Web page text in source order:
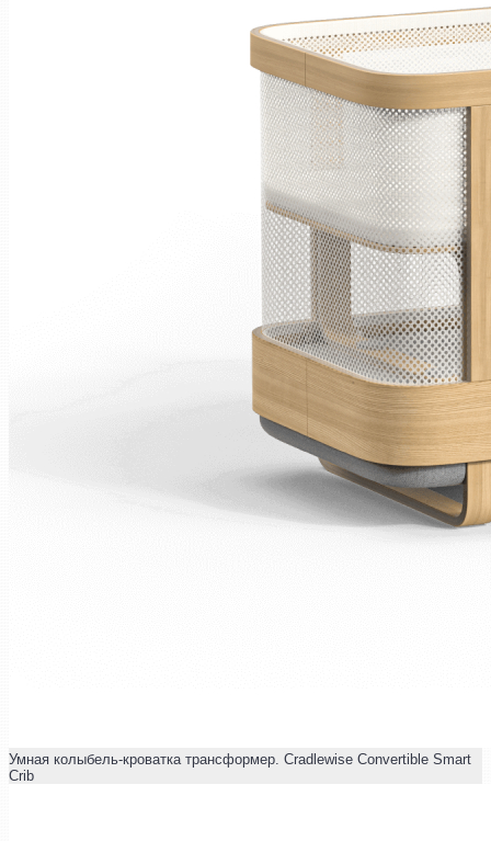
Умная колыбель-кроватка трансформер. Cradlewise Convertible Smart
Crib